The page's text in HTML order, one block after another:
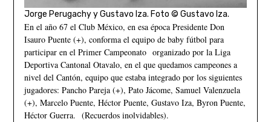
Jorge Perugachy y Gustavo Iza. Foto © Gustavo Iza.
En el año 67 el Club México, en esa época Presidente Don
Isauro Puente (+), conforma el equipo de baby fútbol para
participar en el Primer Campeonato organizado por la Liga
Deportiva Cantonal Otavalo, en el que quedamos campeones a
nivel del Cantón, equipo que estaba integrado por los siguientes
jugadores: Pancho Pareja (+), Pato Jácome, Samuel Valenzuela
(+), Marcelo Puente, Héctor Puente, Gustavo Iza, Byron Puente,
Héctor Guerra. (Recuerdos inolvidables).